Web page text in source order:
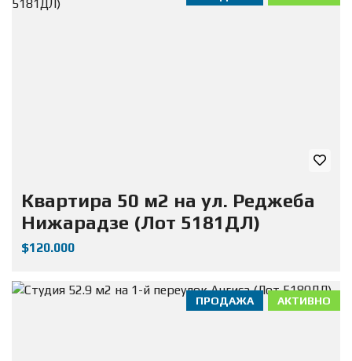
Квартира 50 м2 на ул. Реджеба
Нижарадзе (Лот 5181ДЛ)
$120.000
АКТИВНО
ПРОДАЖА